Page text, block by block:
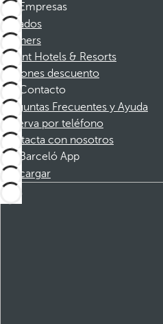
Empresas
Afiliados
Partners
Dorint Hotels & Resorts
Cupones descuento
Contacto
Preguntas Frecuentes y Ayuda
Reserva por teléfono
Contacta con nosotros
Barceló App
Descargar